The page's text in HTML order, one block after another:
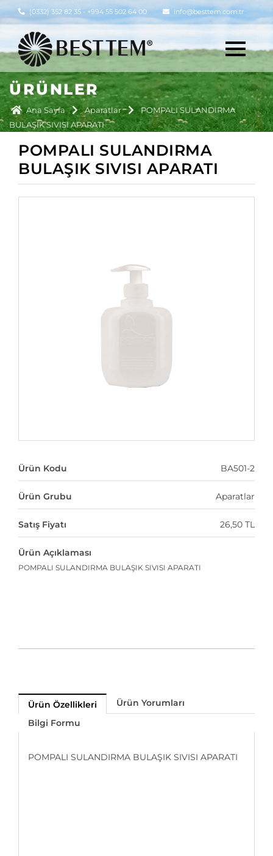
(0332) 352 82 35 - +994 55 502 64 00 info@besttem.com.tr
ÜRÜNLER
Ana Sayfa Aparatlar
POMPALI SULANDIRMA
BULAŞIK SIVISI APARATI
POMPALI SULANDIRMA
BULAŞIK SIVISI APARATI
Ürün Kodu BA501-2
Ürün Grubu Aparatlar
Satış Fiyatı 26,50 TL
Ürün Açıklaması
POMPALI SULANDIRMA BULAŞIK SIVISI APARATI
Ürün Özellikleri
Ürün Yorumları
Bilgi Formu
POMPALI SULANDIRMA BULAŞIK SIVISI APARATI